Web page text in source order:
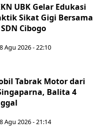
UBK Gelar Edukasi
Sikat Gigi Bersama
Cibogo
Agu 2026 - 22:10
Tabrak Motor dari
Balita 4
Agu 2026 - 21:14